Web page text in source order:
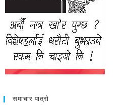
समाचार पात्रो